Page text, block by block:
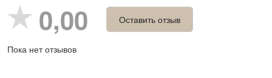
0,00
Пока нет отзывов
Оставить отзыв